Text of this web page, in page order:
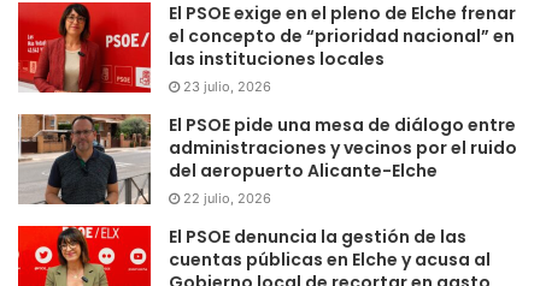
El PSOE exige en el pleno de Elche frenar
el concepto de “prioridad nacional” en
las instituciones locales
23 julio, 2026
El PSOE pide una mesa de diálogo entre
administraciones y vecinos por el ruido
del aeropuerto Alicante-Elche
22 julio, 2026
El PSOE denuncia la gestión de las
cuentas públicas en Elche y acusa al